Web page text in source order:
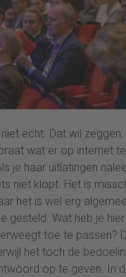
echt. Dat wil
wat er op internet
je haar uitlatingen
niet klopt. Het is
het is wel erg
gesteld. Wat heb je
toe te passen?
het toch de
op te geven. In